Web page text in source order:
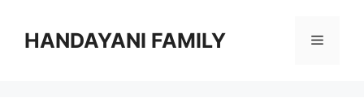
HANDAYANI FAMILY Menu